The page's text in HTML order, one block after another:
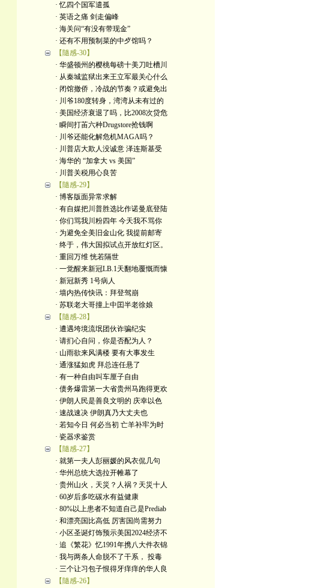
· 忆四个国军遣孤
· 英语之痛 剑走偏峰
· 海关问“有没有带现金”
· 还有不用预制菜的中歺馆吗？
【隨感-30】
· 华盛顿州的樱桃每磅十美刀吐槽川
· 从秦城监狱出来王立军最关心什么
· 闭馆撤侨，冷战的节奏？或避免出
· 川爷180度转身，湾湾从未有过的
· 美国经济衰退了吗，比2008次贷危
· 瞬间打苖六种Drugstore抢钱啊
· 川爷还能化解危机MAGA吗？
· 川普店大欺人没诚意 泽连斯基受
· 海华的 “加拿大 vs 美国”
· 川普关税用心良苦
【隨感-29】
· 博客版面异常求解
· 有自媒把川普胜选比作诺曼底登陆
· 你们骂我川粉四年 今天我不骂你
· 为避免全美旧金山化 我提前邮寄
· 终于，伟大国拟试点开放红灯区。
· 重回万维 恍若隔世
· 一觉醒来新冠LB.1天翻地覆慨而慷
· 新冠新秀 1号病人
· 墙内热传快讯：拜登驾崩
· 苏联老大哥撞上中囯半老徐娘
【隨感-28】
· 遭遇垮境流氓团伙诈骗纪实
· 请扪心自问，你是否配为人？
· 山雨欲来风满楼 要有大事发生
· 通涨猛如虎 拜总连任悬了
· 有一种自由叫车厘子自由
· 债务爆雷第一大省贵州马跑得更欢
· 伊朗人民是善良文明的 庆幸以色
· 速战速决 伊朗真乃大丈夫也
· 若知今日 何必当初 亡羊补牢为时
· 瓷器求鉴赏
【隨感-27】
· 就第一夫人彭丽媛的风衣侃几句
· 华州总统大选拉开帷幕了
· 贵州山火，天災？人祸？天災十人
· 60岁后多吃碳水有益健康
· 80%以上患者不知道自己是Prediab
· 和漂亮国比高低 厉害国尚需努力
· 小区圣诞灯饰预示美国2024经济不
· 追《繁花》忆1991年携八大件衣锦
· 我与两条人命脱不了干系， 投毒
· 三个让习包子恨得牙痒痒的华人良
【隨感-26】